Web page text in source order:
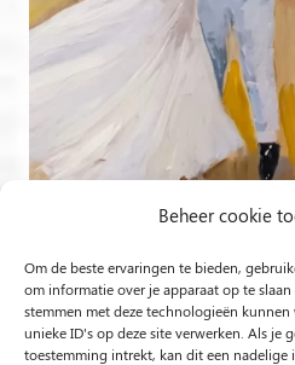
Beheer cookie
Om de beste ervaringen te bieden,
om informatie over je apparaat op te
stemmen met deze technologieën
unieke ID's op deze site verwerken. Als je
toestemming intrekt, kan dit een nadelige
Volg op
Rob Jacobs uit ’s-